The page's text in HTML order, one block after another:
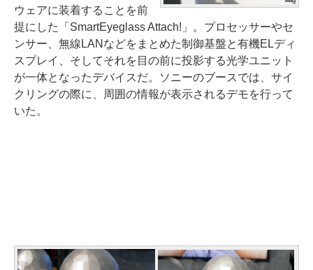
ウェアに装着することを前
提にした「SmartEyeglass Attach!」。プロセッサーやセ
ンサー、無線LANなどをまとめた制御基盤と有機ELディ
スプレイ、そしてそれを目の前に投影する光学ユニット
が一体となったデバイスだ。ソニーのブースでは、サイ
クリングの際に、周囲の情報が表示されるデモを行って
いた。